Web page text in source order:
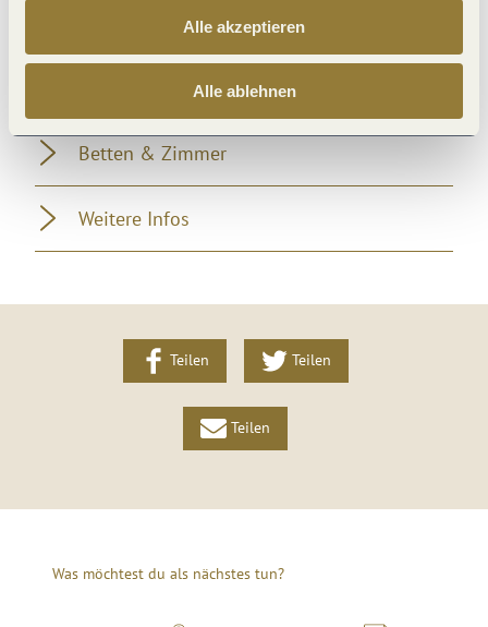
Alle akzeptieren
Alle ablehnen
Fremdsprachen
Leistungsträger-Typ
Betten & Zimmer
Weitere Infos
Teilen Teilen
Teilen
Was möchtest du als nächstes tun?